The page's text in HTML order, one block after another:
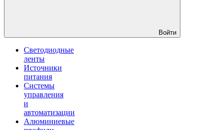
Войти
Светодиодные
ленты
Источники
питания
Системы
управления
и
автоматизации
Алюминиевые